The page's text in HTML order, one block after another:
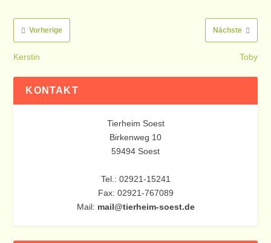
Vorherige
Kerstin
Nächste
Toby
KONTAKT
Tierheim Soest
Birkenweg 10
59494 Soest
Tel.: 02921-15241
Fax: 02921-767089
Mail: mail@tierheim-soest.de